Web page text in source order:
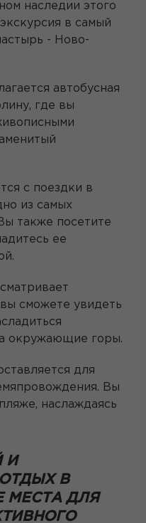
наследии этого
в самый
- Ново-
автобусная
где вы
с поездки в
из самых
также посетите
ее
сможете увидеть
окружающие горы.
для
Вы
наслаждаясь
И
В
МЕСТА ДЛЯ